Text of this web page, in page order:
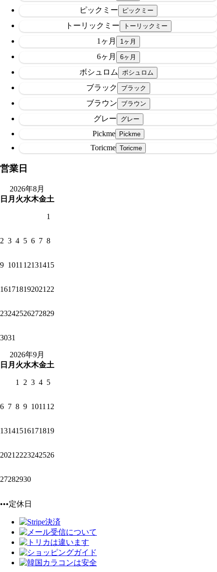
ピックミー
トーリックミー
1ヶ月
6ヶ月
ボシュロム
ブラック
ブラウン
グレー
Pickme
Toricme
営業日
2026年8月
日 月 火水木金土
1
2 3 4 5 6 7 8
9 1011 12131415
161718192021 22
23242526272829
3031
2026年9月
日 月 火水木金土
1 2 3 4 5
6 7 8 9 1011 12
13141516171819
2021 2223242526
27282930
•••定休日